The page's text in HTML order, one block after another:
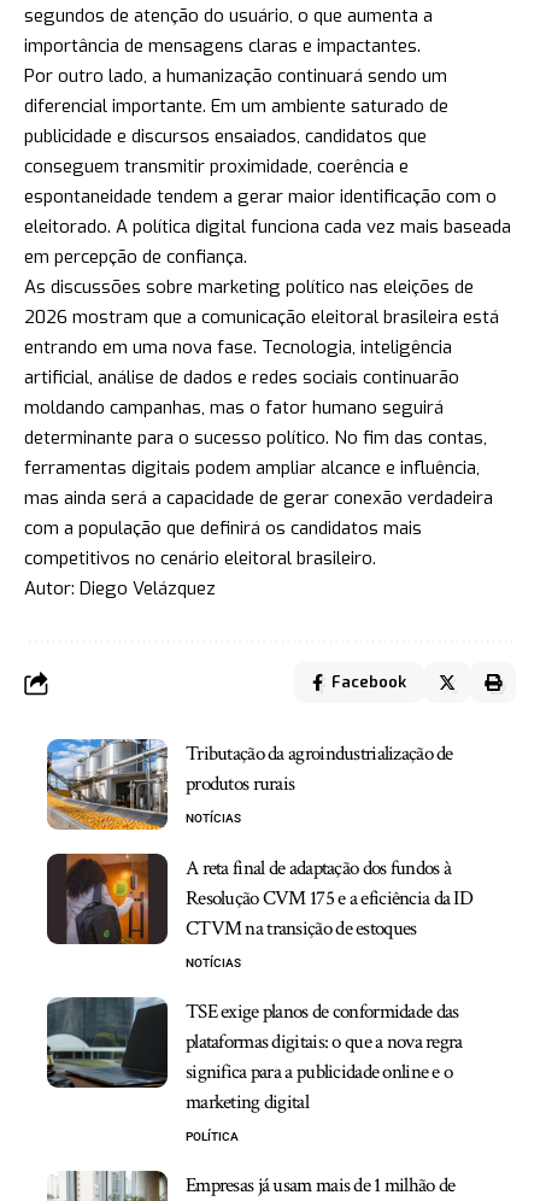
segundos de atenção do usuário, o que aumenta a
importância de mensagens claras e impactantes.
Por outro lado, a humanização continuará sendo um
diferencial importante. Em um ambiente saturado de
publicidade e discursos ensaiados, candidatos que
conseguem transmitir proximidade, coerência e
espontaneidade tendem a gerar maior identificação com o
eleitorado. A política digital funciona cada vez mais baseada
em percepção de confiança.
As discussões sobre marketing político nas eleições de
2026 mostram que a comunicação eleitoral brasileira está
entrando em uma nova fase. Tecnologia, inteligência
artificial, análise de dados e redes sociais continuarão
moldando campanhas, mas o fator humano seguirá
determinante para o sucesso político. No fim das contas,
ferramentas digitais podem ampliar alcance e influência,
mas ainda será a capacidade de gerar conexão verdadeira
com a população que definirá os candidatos mais
competitivos no cenário eleitoral brasileiro.
Autor: Diego Velázquez
Facebook
Tributação da agroindustrialização de
produtos rurais
NOTÍCIAS
A reta final de adaptação dos fundos à
Resolução CVM 175 e a eficiência da ID
CTVM na transição de estoques
NOTÍCIAS
TSE exige planos de conformidade das
plataformas digitais: o que a nova regra
significa para a publicidade online e o
marketing digital
POLÍTICA
Empresas já usam mais de 1 milhão de